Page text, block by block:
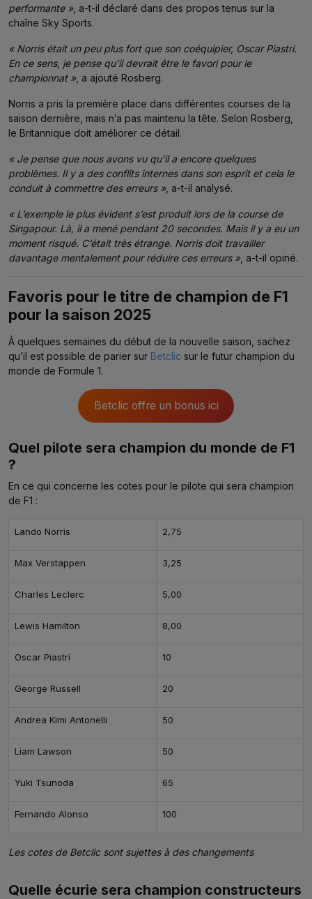
performante », a-t-il déclaré dans des propos tenus sur la
chaîne Sky Sports.
« Norris était un peu plus fort que son coéquipier, Oscar Piastri.
En ce sens, je pense qu’il devrait être le favori pour le
championnat », a ajouté Rosberg.
Norris a pris la première place dans différentes courses de la
saison dernière, mais n’a pas maintenu la tête. Selon Rosberg,
le Britannique doit améliorer ce détail.
« Je pense que nous avons vu qu’il a encore quelques
problèmes. Il y a des conflits internes dans son esprit et cela le
conduit à commettre des erreurs », a-t-il analysé.
« L’exemple le plus évident s’est produit lors de la course de
Singapour. Là, il a mené pendant 20 secondes. Mais il y a eu un
moment risqué. C’était très étrange. Norris doit travailler
davantage mentalement pour réduire ces erreurs », a-t-il opiné.
Favoris pour le titre de champion de F1
pour la saison 2025
À quelques semaines du début de la nouvelle saison, sachez
qu’il est possible de parier sur Betclic sur le futur champion du
monde de Formule 1.
Betclic offre un bonus ici
Quel pilote sera champion du monde de F1
?
En ce qui concerne les cotes pour le pilote qui sera champion
de F1 :
Lando Norris 2,75
Max Verstappen 3,25
Charles Leclerc 5,00
Lewis Hamilton 8,00
Oscar Piastri 10
George Russell 20
Andrea Kimi Antonelli 50
Liam Lawson 50
Yuki Tsunoda 65
Fernando Alonso 100
Les cotes de Betclic sont sujettes à des changements
Quelle écurie sera champion constructeurs